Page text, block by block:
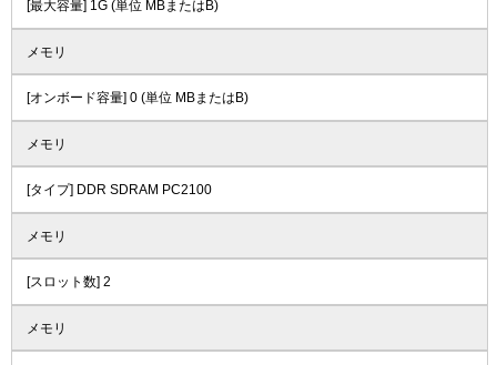
[最大容量] 1G (単位 MBまたはB)
メモリ
[オンボード容量] 0 (単位 MBまたはB)
メモリ
[タイプ] DDR SDRAM PC2100
メモリ
[スロット数] 2
メモリ